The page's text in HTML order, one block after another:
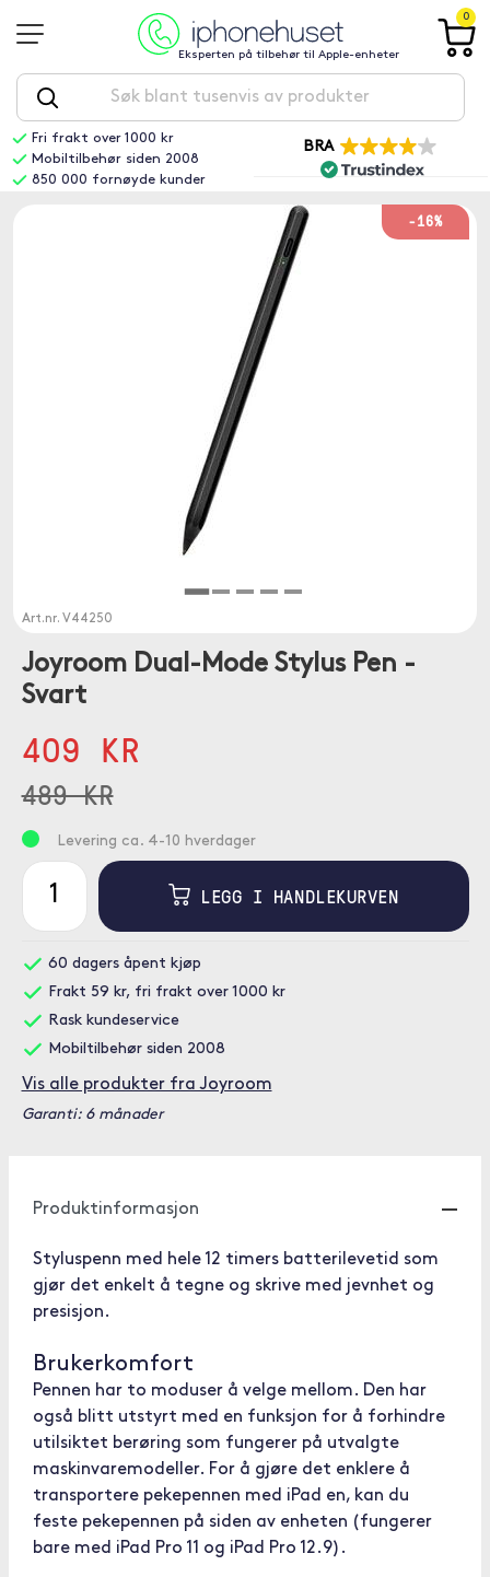
Eksperten på tilbehør til Apple-enheter
0
Fri frakt over 1000 kr
Mobiltilbehør siden 2008
850 000 fornøyde kunder
BRA
-16%
Art.nr. V44250
Joyroom Dual-Mode Stylus Pen -
Svart
409 KR
489 KR
Levering ca. 4-10 hverdager
LEGG I HANDLEKURVEN
60 dagers åpent kjøp
Frakt 59 kr, fri frakt over 1000 kr
Rask kundeservice
Mobiltilbehør siden 2008
Vis alle produkter fra Joyroom
Garanti: 6 månader
Produktinformasjon
Styluspenn med hele 12 timers batterilevetid som
gjør det enkelt å tegne og skrive med jevnhet og
presisjon.
Brukerkomfort
Pennen har to moduser å velge mellom. Den har
også blitt utstyrt med en funksjon for å forhindre
utilsiktet berøring som fungerer på utvalgte
maskinvaremodeller. For å gjøre det enklere å
transportere pekepennen med iPad en, kan du
feste pekepennen på siden av enheten (fungerer
bare med iPad Pro 11 og iPad Pro 12.9).